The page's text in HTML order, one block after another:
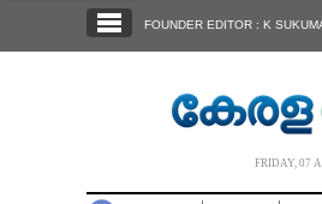
NOTIFIED NEWS
FOUNDER EDITOR : K
FRIDAY, 07